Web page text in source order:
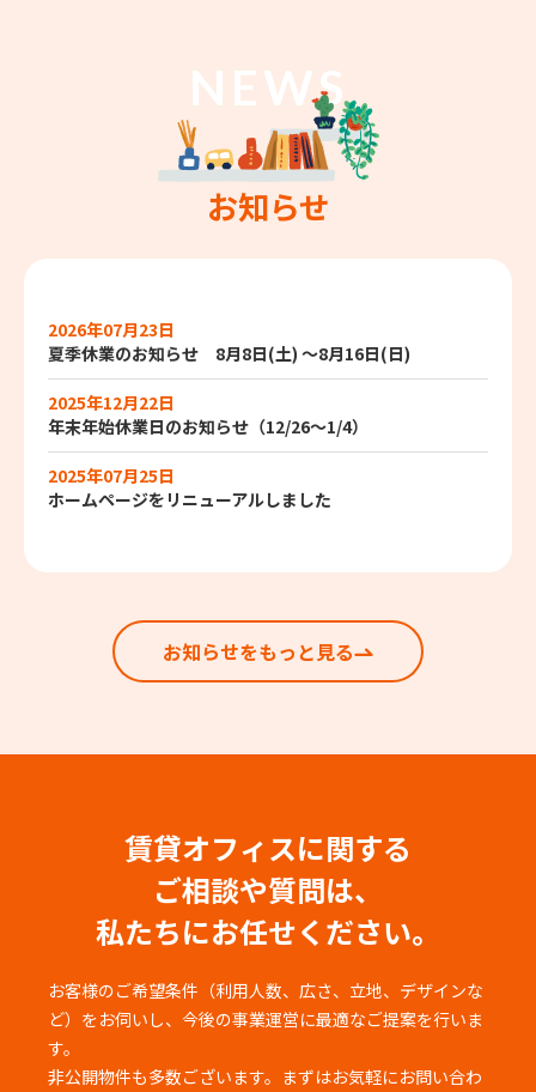
NEWS
お知らせ
2026年07月23日
夏季休業のお知らせ 8月8日(土) ～8月16日(日)
2025年12月22日
年末年始休業日のお知らせ（12/26～1/4）
2025年07月25日
ホームページをリニューアルしました
お知らせをもっと見る
賃貸オフィスに関する
ご相談や質問は、
私たちにお任せください。
お客様のご希望条件（利用人数、広さ、立地、デザインな
ど）をお伺いし、 今後の事業運営に最適なご提案を行いま
す。
非公開物件も多数ございます。まずはお気軽にお問い合わ